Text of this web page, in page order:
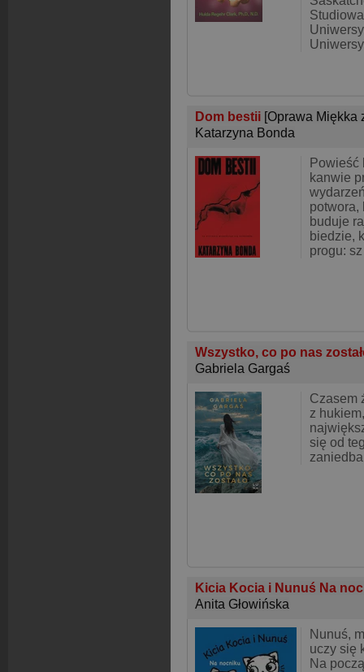
Dom bestii [Oprawa Miękka
Katarzyna Bonda
Powieść
kanwie
potwora,
buduje
biedzie,
progu: sz
Wszystko, co po nas
Gabriela Gargaś
Czasem
z
się od
Kicia Kocia i Nunuś Na
Anita Głowińska
Nunuś,
uczy się
Na